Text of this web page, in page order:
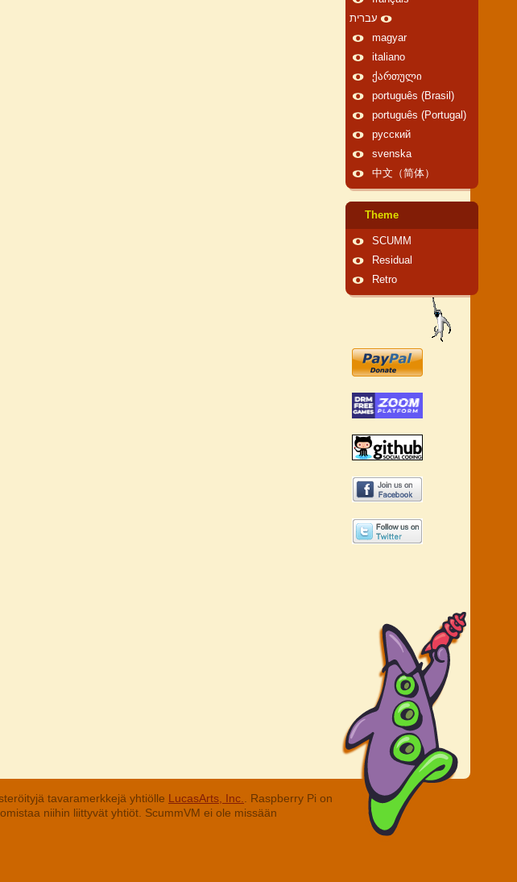
עברית
magyar
italiano
ქართული
português (Brasil)
português (Portugal)
русский
svenska
中文（简体）
Theme
SCUMM
Residual
Retro
tavaramerkkejä yhtiölle LucasArts, Inc.
. Raspberry Pi on
niihin liittyvät yhtiöt. ScummVM ei ole missään